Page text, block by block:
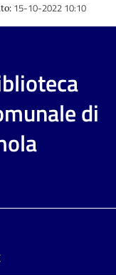
: 15-10-2022 10:10
di